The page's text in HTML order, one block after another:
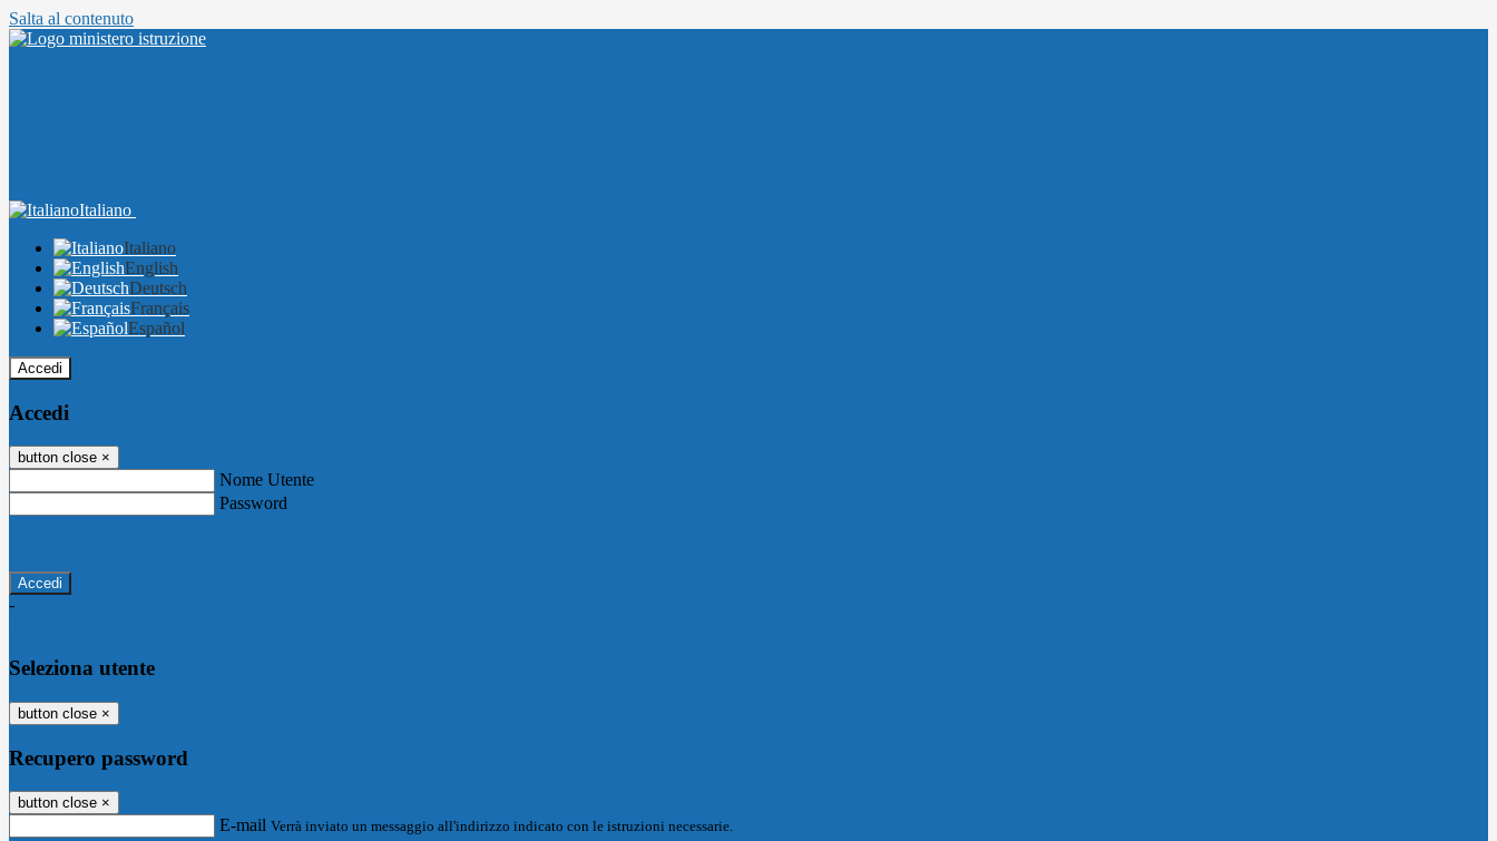
Salta al contenuto
Italiano
Italiano
English
Deutsch
Français
Español
Accedi
Accedi
button close ×
Nome Utente
Password
-
Seleziona utente
button close ×
Recupero password
button close ×
E-mail Verrà inviato un messaggio all'indirizzo indicato con le istruzioni necessarie.